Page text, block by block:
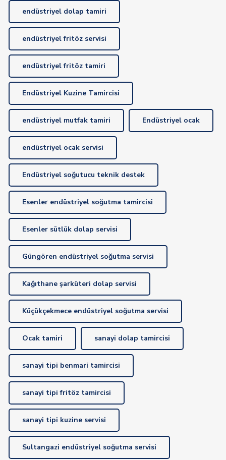
endüstriyel dolap tamiri
endüstriyel fritöz servisi
endüstriyel fritöz tamiri
Endüstriyel Kuzine Tamircisi
endüstriyel mutfak tamiri Endüstriyel ocak
endüstriyel ocak servisi
Endüstriyel soğutucu teknik destek
Esenler endüstriyel soğutma tamircisi
Esenler sütlük dolap servisi
Güngören endüstriyel soğutma servisi
Kağıthane şarküteri dolap servisi
Küçükçekmece endüstriyel soğutma servisi
Ocak tamiri sanayi dolap tamircisi
sanayi tipi benmari tamircisi
sanayi tipi fritöz tamircisi
sanayi tipi kuzine servisi
Sultangazi endüstriyel soğutma servisi